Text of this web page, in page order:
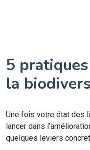
5
la
Une fois votre état des
lancer dans
quelques leviers